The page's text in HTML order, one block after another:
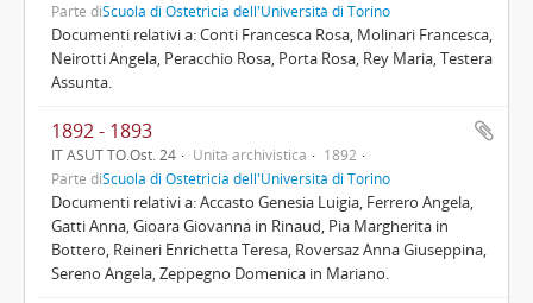
Parte diScuola di Ostetricia dell'Università di Torino
Documenti relativi a: Conti Francesca Rosa, Molinari Francesca,
Neirotti Angela, Peracchio Rosa, Porta Rosa, Rey Maria, Testera
Assunta.
1892 - 1893
IT ASUT TO.Ost. 24 Unità archivistica
1892
Parte diScuola di Ostetricia dell'Università di Torino
Documenti relativi a: Accasto Genesia Luigia, Ferrero Angela,
Gatti Anna, Gioara Giovanna in Rinaud, Pia Margherita in
Bottero, Reineri Enrichetta Teresa, Roversaz Anna Giuseppina,
Sereno Angela, Zeppegno Domenica in Mariano.